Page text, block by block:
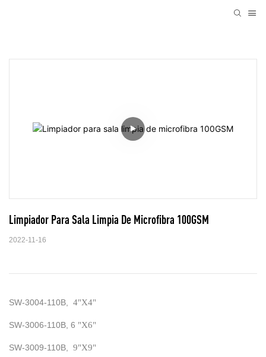
Limpiador Para Sala Limpia De Microfibra 100GSM
2022-11-16
SW-3004-110B, 4"X4"
SW-3006-110B, 6 "X6"
SW-3009-110B, 9"X9"